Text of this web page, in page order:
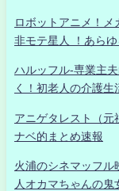
ロボットアニメ！メ
非モテ星人 ！あら
ハルッフル-専業主
く！初老人の介護生
アニゲタレスト（
ナベ的まとめ速報
火浦のシネマッフル
人オカマちゃんの